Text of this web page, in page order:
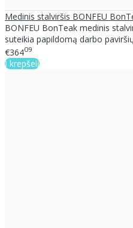
Medinis stalviršis BONFEU
BONFEU BonTeak medinis
suteikia papildomą darbo
€36409
Į krepšelį